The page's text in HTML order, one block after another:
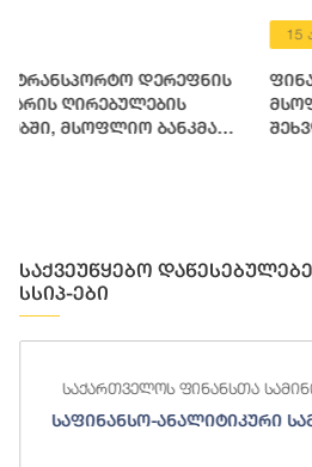
ფინანსთა მინისტრი ლაშა
მსოფლიო ბანკის მმართველ
შეხვდა
საქვეუწყებო
სსიპ-ები
საქართველოს ფინანსთა
საფინანსო-ანალიტიკური